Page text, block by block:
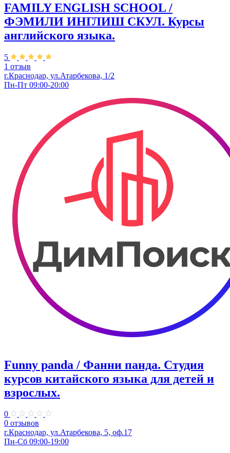
FAMILY ENGLISH SCHOOL /
ФЭМИЛИ ИНГЛИШ СКУЛ. Курсы
английского языка.
5
1 отзыв
г.Краснодар, ул.Атарбекова, 1/2
Пн-Пт 09:00-20:00
Funny panda / Фанни панда. ​Студия
курсов китайского языка для детей и
взрослых.
0
0 отзывов
г.Краснодар, ул.​Атарбекова, 5, оф.​17
Пн-Сб 09:00-19:00